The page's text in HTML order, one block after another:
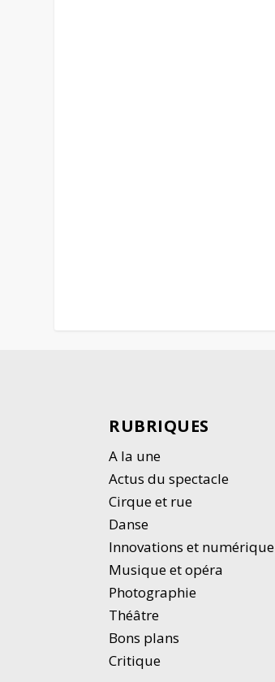
RUBRIQUES
A la une
Actus du spectacle
Cirque et rue
Danse
Innovations et numérique
Musique et opéra
Photographie
Théâtre
Bons plans
Critique